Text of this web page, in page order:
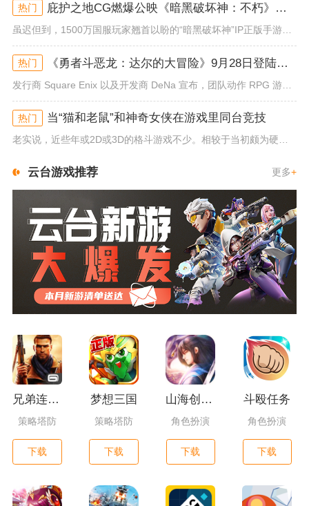
热门 庇护之地CG燃爆公映《暗黑破坏神：不朽》今日全平台上线
虽迟但到，1500万国服玩家翘首以盼的“暗黑破坏神”IP正版手游《暗黑破坏神：不朽》已于今日全平台上线！动作RPG王者再...
热门 《勇者斗恶龙：达尔的大冒险》9月28日登陆苹果谷歌应用商店
发行商 Square Enix 以及开发商 DeNa 宣布，团队动作 RPG 游戏《勇者斗恶龙：达尔的大冒险 魂之绊》将...
热门 当“猫和老鼠”和神奇女侠在游戏里同台竞技
老实说，近些年或2D或3D的格斗游戏不少。相较于当初颇为硬核的难度。如今这类游戏大都以较低的游玩门槛，独特的技能机制吸引...
云台游戏推荐 更多+
兄弟连3：战争之子
策略塔防
下载
梦想三国
策略塔防
下载
山海创世录一剑天逆
角色扮演
下载
斗殴任务
角色扮演
下载